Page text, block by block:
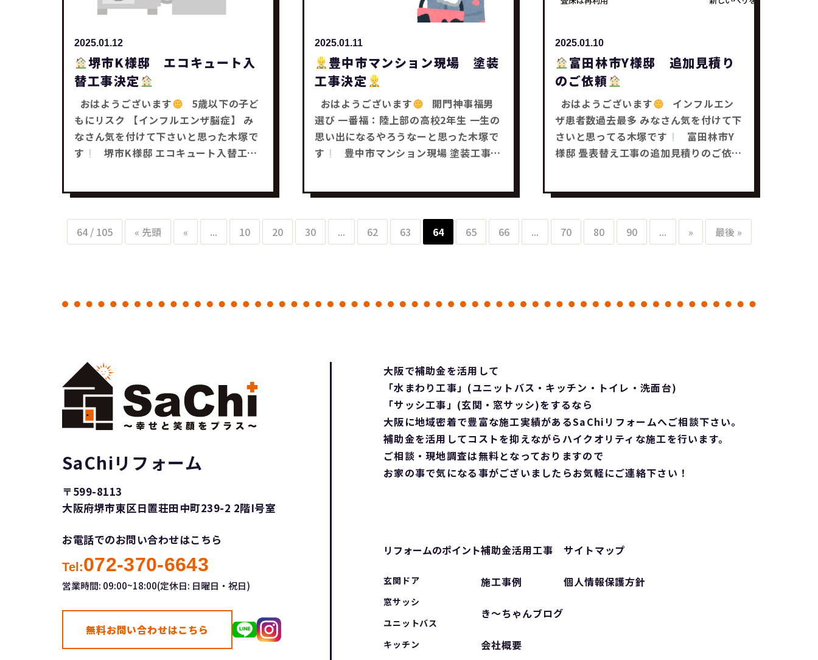
任せ下さい
2025.01.12
堺市K様邸 エコキュート入
替工事決定
おはようございます
もにリスク 【インフルエンザ脳症】 み
なさん気を付けて下さいと思った木塚で
す
【補助金額￥14万円】予定 かなりお
得ですよねー
みなさんも何かお困り事
はありませんかー？ どんな事でもお気軽
2025.01.11
豊中市マンション現場 塗装
工事決定
おはようございます
選び 一番福：陸上部の高校2年生 一生の
思い出になるやろうなーと思った木塚で
す
なさんも何かお困り事はありませんか
ー？ どんな事でもお気軽にご相談下さい
それではまた～
2025.01.10
富田林市Y様邸 追加見積り
のご依頼
おはようございます
ザ患者数過去最多 みなさん気を付けて下
さいと思ってる木塚です
様邸 畳表替え工事の追加見積りのご依頼
助金活用工事】 みなさんも何かお困り事
はありませんかー？ どんな事でもお気軽
にご相談下さい
それではまた～
リ
64 / 105 « 先頭 « ... 10 20 30 ... 62 63 64 65 66 ... 70 80 90 ... » 最後 »
SaChiリフォーム
〒599-8113
大阪府堺市東区日置荘田中町239-2 2階I号室
お電話でのお問い合わせはこちら
Tel:072-370-6643
営業時間: 09:00~18:00(定休日: 日曜日・祝日)
無料お問い合わせはこちら
大阪で補助金を活用して
「水まわり工事」(ユニットバス・キッチン・トイレ・洗面台)
「サッシ工事」(玄関・窓サッシ)をするなら
大阪に地域密着で豊富な施工実績があるSaChiリフォームへご相談下さい。
補助金を活用してコストを抑えながらハイクオリティな施工を行います。
ご相談・現地調査は無料となっておりますので
お家の事で気になる事がございましたらお気軽にご連絡下さい！
リフォームのポイント
玄関ドア
窓サッシ
ユニットバス
キッチン
補助金活用工事
施工事例
き〜ちゃんブログ
会社概要
サイトマップ
個人情報保護方針